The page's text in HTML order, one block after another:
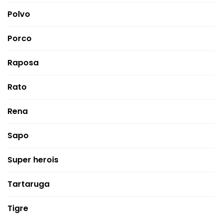
Polvo
Porco
Raposa
Rato
Rena
Sapo
Super herois
Tartaruga
Tigre